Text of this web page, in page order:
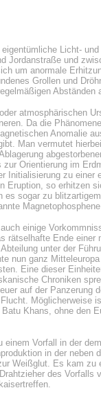
Licht-
Jordanstraße und
um anormale
Grollen und
atmosphärischen
Da die
Anomalie
Man vermutet
zur Orientierung im
Initialisierung zu
Eruption, so erhitzen
sogar zu
einige
rätselhafte Ende
unter der
nun ganz
Eine dieser
Chroniken
auf der Panzerung
Möglicherweise
Khans, ohne den
Vorfall in der
in der
Weißglut. Es kam
des